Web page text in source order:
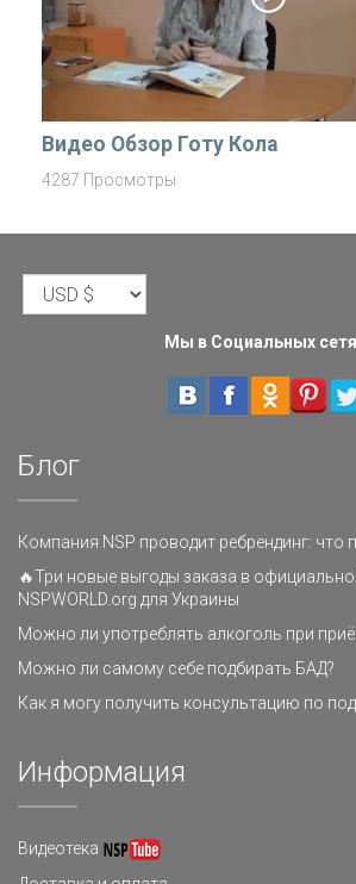
Видео Обзор Готу Кола
4287 Просмотры
Мы в Социальных
Блог
Компания NSP проводит ребрендинг: что
🔥Три новые выгоды заказа в
NSPWORLD.org для Украины
Можно ли употреблять алкоголь при
Можно ли самому себе подбирать БАД?
Как я могу получить консультацию по
Информация
Видеотека